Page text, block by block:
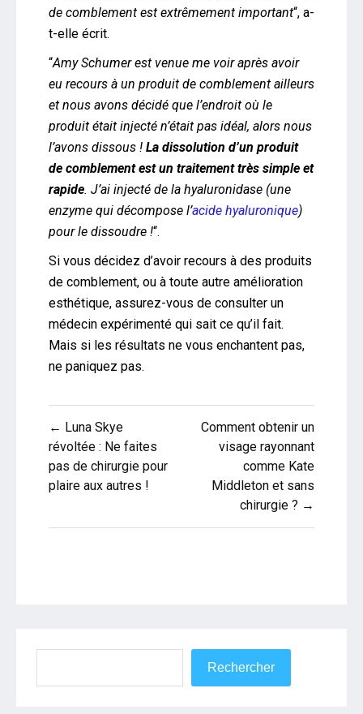
de comblement est extrêmement important“, a-
t-elle écrit.
“Amy Schumer est venue me voir après avoir
eu recours à un produit de comblement ailleurs
et nous avons décidé que l’endroit où le
produit était injecté n’était pas idéal, alors nous
l’avons dissous ! La dissolution d’un produit
de comblement est un traitement très simple et
rapide. J’ai injecté de la hyaluronidase (une
enzyme qui décompose l’acide hyaluronique)
pour le dissoudre !“.
Si vous décidez d’avoir recours à des produits
de comblement, ou à toute autre amélioration
esthétique, assurez-vous de consulter un
médecin expérimenté qui sait ce qu’il fait.
Mais si les résultats ne vous enchantent pas,
ne paniquez pas.
Navigation
de
l’article
← Luna Skye
révoltée : Ne faites
pas de chirurgie pour
plaire aux autres !
Comment obtenir un
visage rayonnant
comme Kate
Middleton et sans
chirurgie ? →
Rechercher